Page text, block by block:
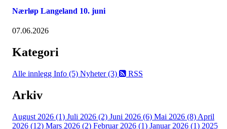
Nærløp Langeland 10. juni
07.06.2026
Kategori
Alle innlegg Info (5) Nyheter (3) RSS
Arkiv
August 2026 (1) Juli 2026 (2) Juni 2026 (6) Mai 2026 (8) April
2026 (12) Mars 2026 (2) Februar 2026 (1) Januar 2026 (1) 2025